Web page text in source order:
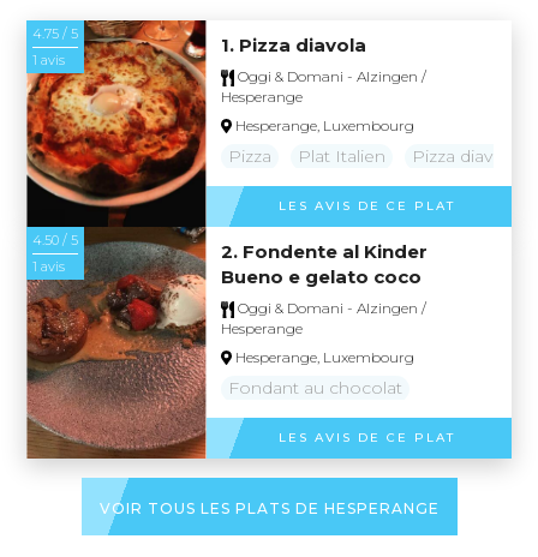
4.75 / 5
1 avis
1. Pizza diavola
Oggi & Domani - Alzingen /
Hesperange
Hesperange, Luxembourg
Pizza Plat Italien Pizza diavola
LES AVIS DE CE PLAT
4.50 / 5
1 avis
2. Fondente al Kinder
Bueno e gelato coco
Oggi & Domani - Alzingen /
Hesperange
Hesperange, Luxembourg
Fondant au chocolat
LES AVIS DE CE PLAT
VOIR TOUS LES PLATS DE HESPERANGE